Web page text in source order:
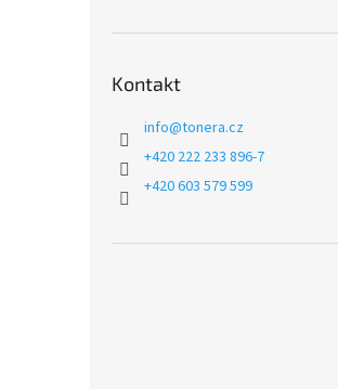
Kontakt
info@tonera.cz
+420 222 233 896-7
+420 603 579 599